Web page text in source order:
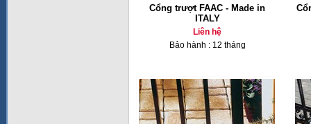
Cổng trượt FAAC - Made in
ITALY
Liên hệ
Bảo hành : 12 tháng